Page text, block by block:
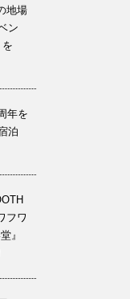
地場
ン
を
年を
泊
フワ
』